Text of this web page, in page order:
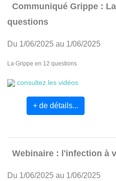
Communiqué Grippe :
questions
Du 1/06/2025 au 1/06/2025
La Grippe en 12 questions
consultez les vidéos
+ de détails...
Webinaire : l'infection à
Du 1/06/2025 au 1/06/2025